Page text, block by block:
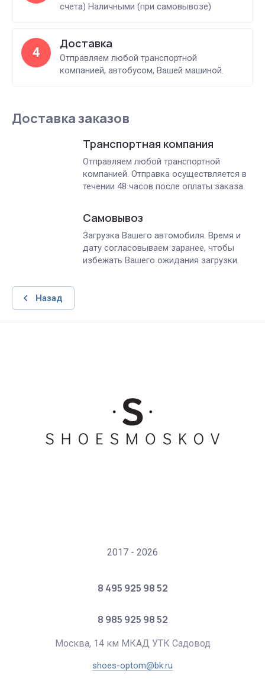
счета) Наличными (при самовывозе)
4
Доставка
Отправляем любой транспортной
компанией, автобусом, Вашей машиной.
Доставка заказов
Транспортная компания
Отправляем любой транспортной
компанией. Отправка осуществляется в
течении 48 часов после оплаты заказа.
Самовывоз
Загрузка Вашего автомобиля. Время и
дату согласовываем заранее, чтобы
избежать Вашего ожидания загрузки.
Назад
2017 - 2026
8 495 925 98 52
8 985 925 98 52
Москва, 14 км МКАД УТК Садовод
shoes-optom@bk.ru